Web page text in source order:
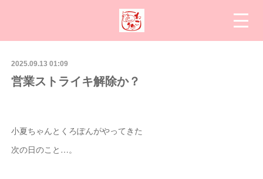
2025.09.13 01:09
営業ストライキ解除か？
小夏ちゃんとくろぽんがやってきた
次の日のこと…。